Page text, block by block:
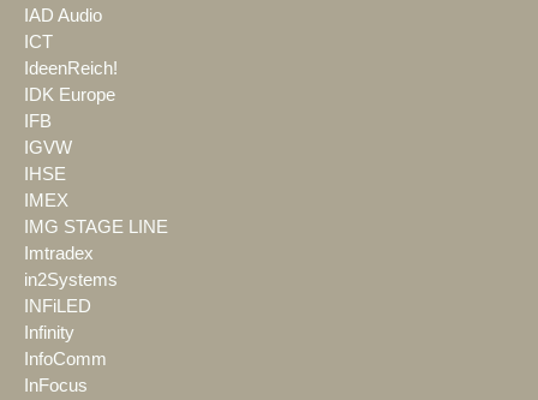
IAD Audio
ICT
IdeenReich!
IDK Europe
IFB
IGVW
IHSE
IMEX
IMG STAGE LINE
Imtradex
in2Systems
INFiLED
Infinity
InfoComm
InFocus